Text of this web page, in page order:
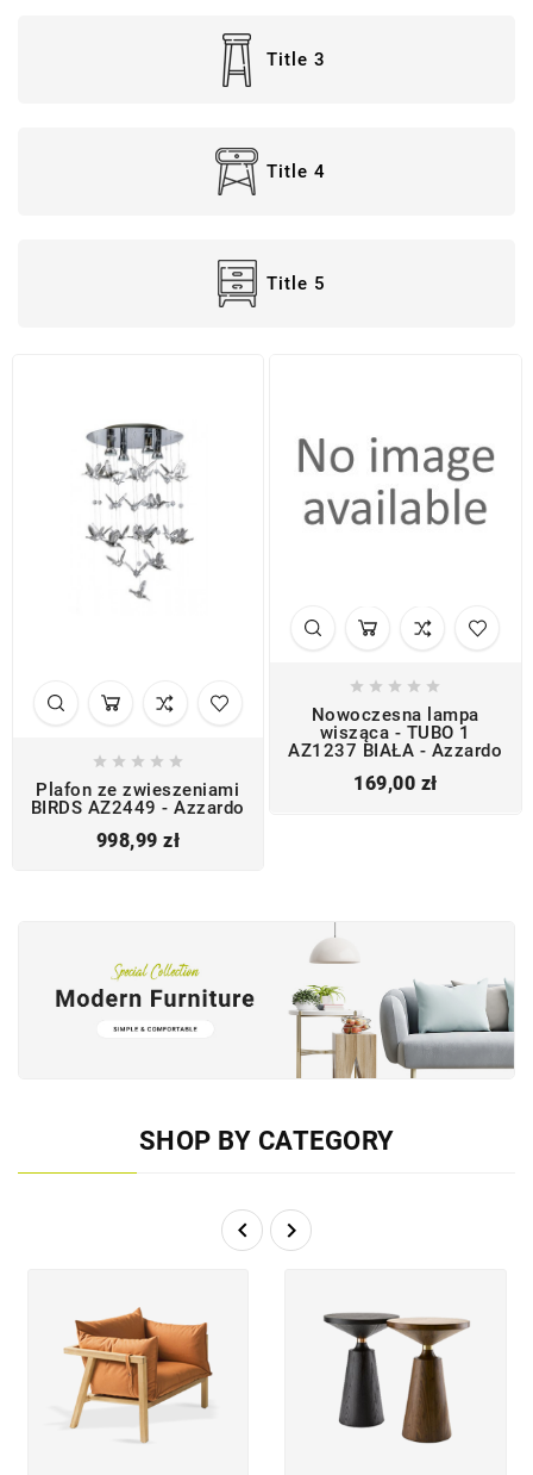
Title 3
Title 4
Title 5
    
Plafon ze zwieszeniami
BIRDS AZ2449 - Azzardo
998,99 złCena
    
Nowoczesna lampa
wisząca - TUBO 1
AZ1237 BIAŁA - Azzardo
169,00 złCena
SHOP BY CATEGORY
 